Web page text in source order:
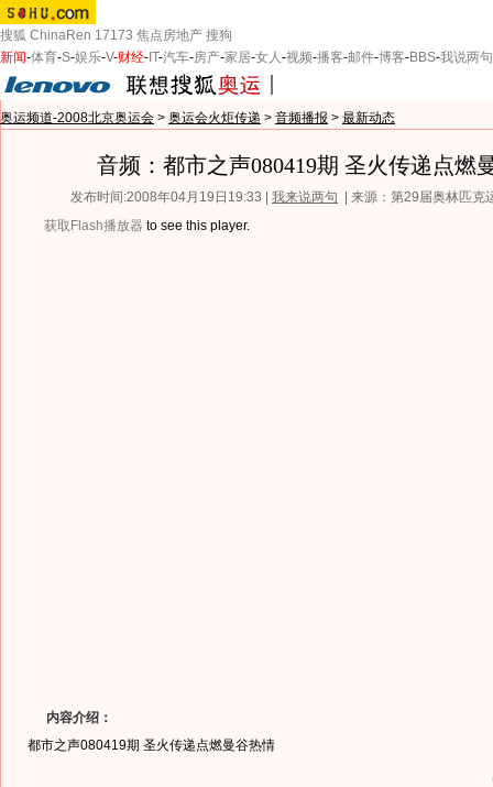
搜狐 ChinaRen 17173 焦点房地产 搜狗
新闻-体育-S-娱乐-V-财经- IT-汽车-房产-家居-女人-视频-播客-邮件-博客-BBS-我说两句
奥运频道-2008北京奥运会 > 奥运会火炬传递 > 音频播报 > 最新动态
音频：都市之声080419期 圣火传递点燃
发布时间:2008年04月19日19:33 | 我来说两句
| 来源：第29届奥林匹克
获取Flash播放器 to see this player.
内容介绍：
都市之声080419期 圣火传递点燃曼谷热情